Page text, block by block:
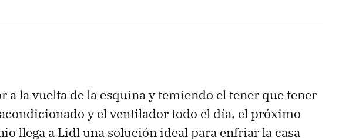
a la vuelta de la esquina y temiendo el tener que tener
y el ventilador todo el día, el próximo
llega a Lidl una solución ideal para enfriar la casa